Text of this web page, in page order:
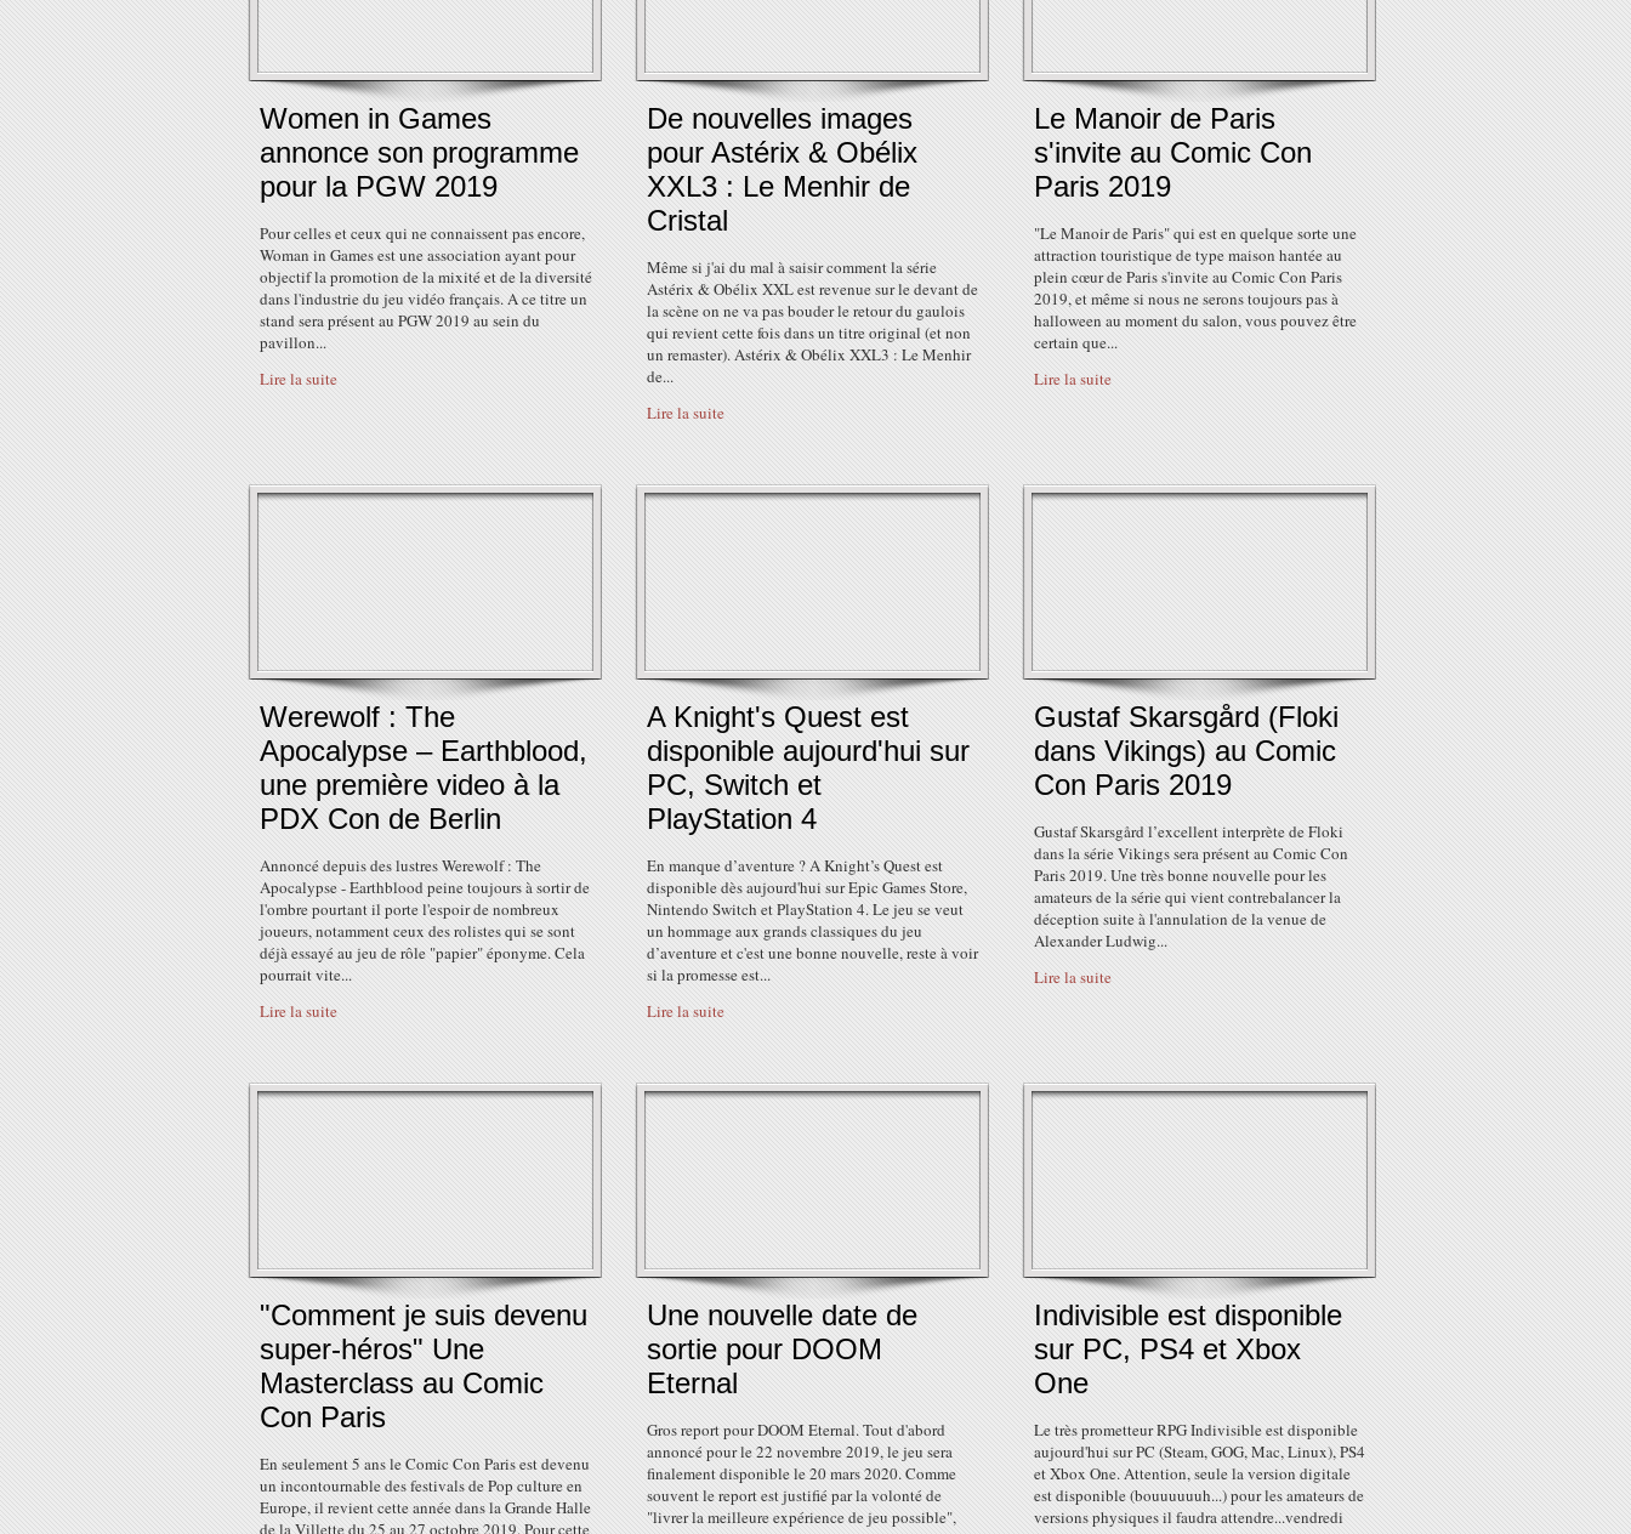
Women in Games
annonce son programme
pour la PGW 2019
Pour celles et ceux qui ne connaissent pas encore,
Woman in Games est une association ayant pour
objectif la promotion de la mixité et de la diversité
dans l'industrie du jeu vidéo français. A ce titre un
stand sera présent au PGW 2019 au sein du
pavillon...
Lire la suite
De nouvelles images
pour Astérix & Obélix
XXL3 : Le Menhir de
Cristal
Même si j'ai du mal à saisir comment la série
Astérix & Obélix XXL est revenue sur le devant de
la scène on ne va pas bouder le retour du gaulois
qui revient cette fois dans un titre original (et non
un remaster). Astérix & Obélix XXL3 : Le Menhir
de...
Lire la suite
Le Manoir de Paris
s'invite au Comic Con
Paris 2019
"Le Manoir de Paris" qui est en quelque sorte une
attraction touristique de type maison hantée au
plein cœur de Paris s'invite au Comic Con Paris
2019, et même si nous ne serons toujours pas à
halloween au moment du salon, vous pouvez être
certain que...
Lire la suite
Werewolf : The
Apocalypse – Earthblood,
une première video à la
PDX Con de Berlin
Annoncé depuis des lustres Werewolf : The
Apocalypse - Earthblood peine toujours à sortir de
l'ombre pourtant il porte l'espoir de nombreux
joueurs, notamment ceux des rolistes qui se sont
déjà essayé au jeu de rôle "papier" éponyme. Cela
pourrait vite...
Lire la suite
A Knight's Quest est
disponible aujourd'hui sur
PC, Switch et
PlayStation 4
En manque d’aventure ? A Knight’s Quest est
disponible dès aujourd'hui sur Epic Games Store,
Nintendo Switch et PlayStation 4. Le jeu se veut
un hommage aux grands classiques du jeu
d’aventure et c'est une bonne nouvelle, reste à voir
si la promesse est...
Lire la suite
Gustaf Skarsgård (Floki
dans Vikings) au Comic
Con Paris 2019
Gustaf Skarsgård l’excellent interprète de Floki
dans la série Vikings sera présent au Comic Con
Paris 2019. Une très bonne nouvelle pour les
amateurs de la série qui vient contrebalancer la
déception suite à l'annulation de la venue de
Alexander Ludwig...
Lire la suite
"Comment je suis devenu
super-héros" Une
Masterclass au Comic
Con Paris
En seulement 5 ans le Comic Con Paris est devenu
un incontournable des festivals de Pop culture en
Europe, il revient cette année dans la Grande Halle
de la Villette du 25 au 27 octobre 2019. Pour cette
Une nouvelle date de
sortie pour DOOM
Eternal
Gros report pour DOOM Eternal. Tout d'abord
annoncé pour le 22 novembre 2019, le jeu sera
finalement disponible le 20 mars 2020. Comme
souvent le report est justifié par la volonté de
"livrer la meilleure expérience de jeu possible",
Indivisible est disponible
sur PC, PS4 et Xbox
One
Le très prometteur RPG Indivisible est disponible
aujourd'hui sur PC (Steam, GOG, Mac, Linux), PS4
et Xbox One. Attention, seule la version digitale
est disponible (bouuuuuuh...) pour les amateurs de
versions physiques il faudra attendre...vendredi